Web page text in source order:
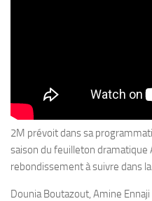
2M prévoit dans sa
saison du feuilleton dramatique
rebondissement à suivre dans
Dounia Boutazout, Amine